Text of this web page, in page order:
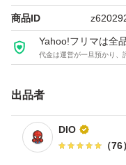
商品ID
Yahoo!フリマは全
代金は運営が一旦預かり、
出品者
DlO
（76）